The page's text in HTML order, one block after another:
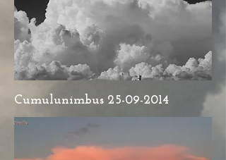
Cumulunimbus 25-09-2014